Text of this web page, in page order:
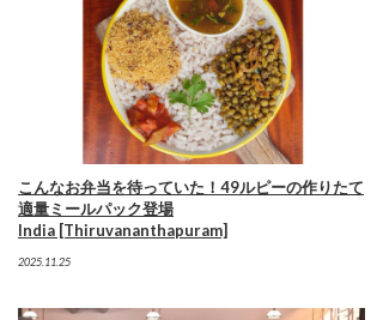
こんなお弁当を待っていた！49ルピーの作りたて
適量ミールパック登場
India [Thiruvananthapuram]
2025.11.25